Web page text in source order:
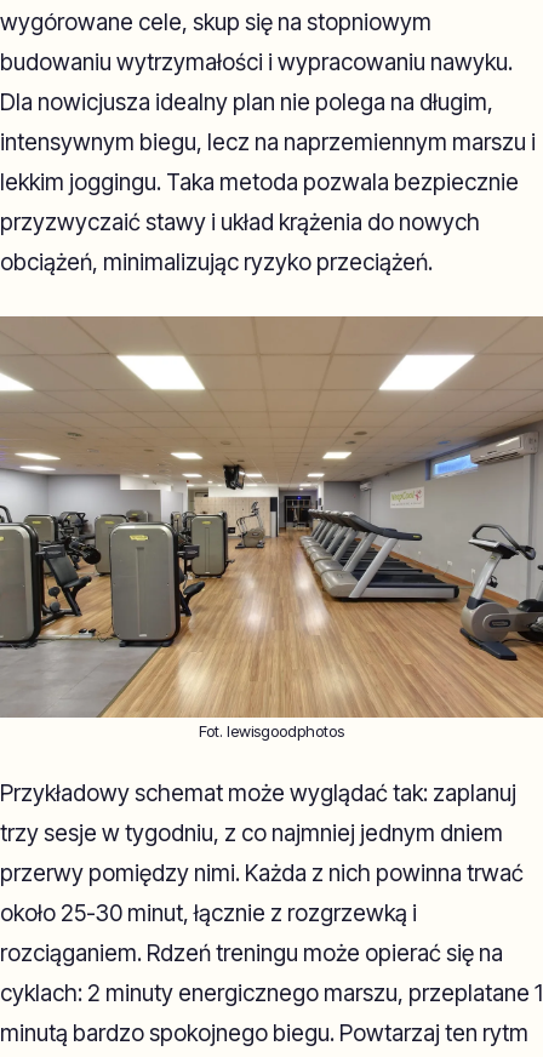
wygórowane cele, skup się na stopniowym
budowaniu wytrzymałości i wypracowaniu nawyku.
Dla nowicjusza idealny plan nie polega na długim,
intensywnym biegu, lecz na naprzemiennym marszu i
lekkim joggingu. Taka metoda pozwala bezpiecznie
przyzwyczaić stawy i układ krążenia do nowych
obciążeń, minimalizując ryzyko przeciążeń.
Fot. lewisgoodphotos
Przykładowy schemat może wyglądać tak: zaplanuj
trzy sesje w tygodniu, z co najmniej jednym dniem
przerwy pomiędzy nimi. Każda z nich powinna trwać
około 25-30 minut, łącznie z rozgrzewką i
rozciąganiem. Rdzeń treningu może opierać się na
cyklach: 2 minuty energicznego marszu, przeplatane 1
minutą bardzo spokojnego biegu. Powtarzaj ten rytm